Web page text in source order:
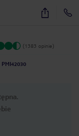
23
(1383 opinie)
PMI42030